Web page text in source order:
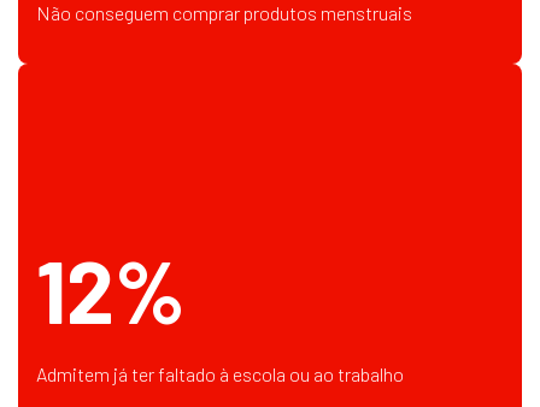
Não conseguem comprar produtos menstruais
12%
Admitem já ter faltado à escola ou ao trabalho